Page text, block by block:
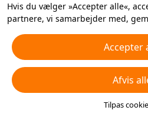
Hvis du vælger »Accepter alle«,
partnere, vi samarbejder med,
»Afvise alle« ikke-essentielle
cookies du vil acceptere eller
»Tilpas cookies« nedenfor eller
privatlivsindstillinger. For flere
cookies og lignende teknologier.
Accepter
Afvis
Tilpas